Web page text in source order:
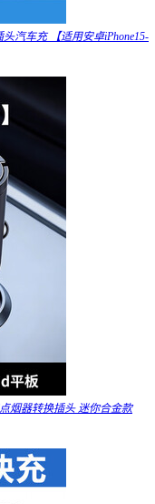
汽车充 【适用安卓iPhone15-
烟器转换插头 迷你合金款